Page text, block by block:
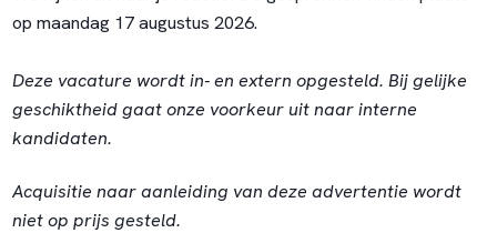
op maandag 17 augustus 2026.
Deze vacature wordt in- en extern opgesteld. Bij gelijke
geschiktheid gaat onze voorkeur uit naar interne
kandidaten.
Acquisitie naar aanleiding van deze advertentie wordt
niet op prijs gesteld.